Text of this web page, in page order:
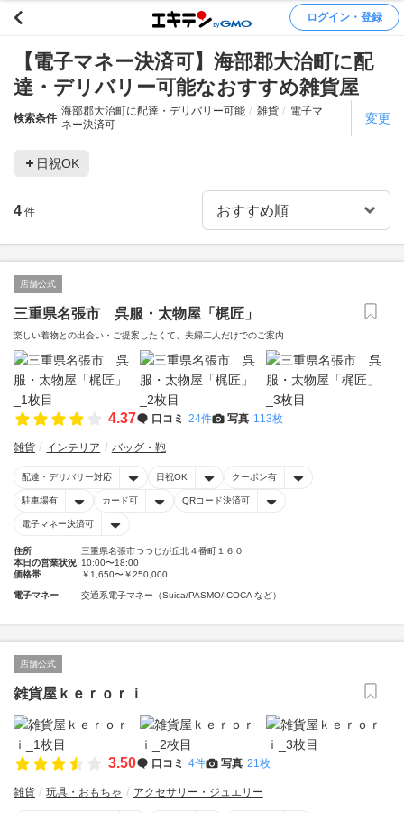
ログイン・登録
【電子マネー決済可】海部郡大治町に配
達・デリバリー可能なおすすめ雑貨屋
検索条件
海部郡大治町に配達・デリバリー可能 雑貨
電子マ
ネー決済可
変更
日祝OK
4 件
店舗公式
三重県名張市 呉服・太物屋「梶匠」
楽しい着物との出会い・ご提案したくて、夫婦二人だけでのご案内
4.37 口コミ 24件 写真 113枚
雑貨 インテリア バッグ・鞄
配達・デリバリー対応 日祝OK クーポン有
駐車場有 カード可 QRコード決済可
電子マネー決済可
住所
三重県名張市つつじが丘北４番町１６０
本日の営業状況 10:00〜18:00
価格帯
￥1,650〜￥250,000
電子マネー 交通系電子マネー（Suica/PASMO/ICOCA など）
店舗公式
雑貨屋ｋｅｒｏｒｉ
3.50 口コミ 4件 写真 21枚
雑貨 玩具・おもちゃ アクセサリー・ジュエリー